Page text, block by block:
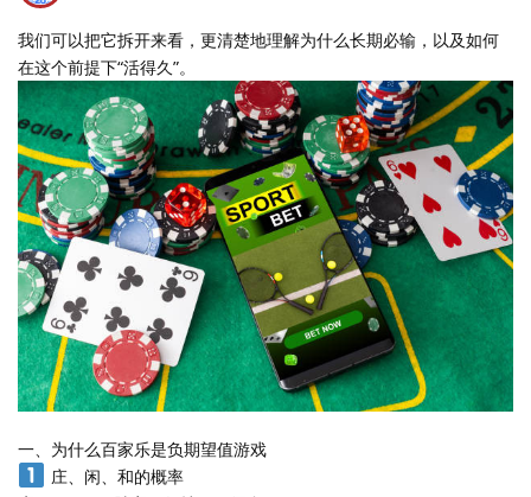
我们可以把它拆开来看，更清楚地理解为什么长期必输，以及如何
在这个前提下“活得久”。
一、为什么百家乐是负期望值游戏
庄、闲、和的概率